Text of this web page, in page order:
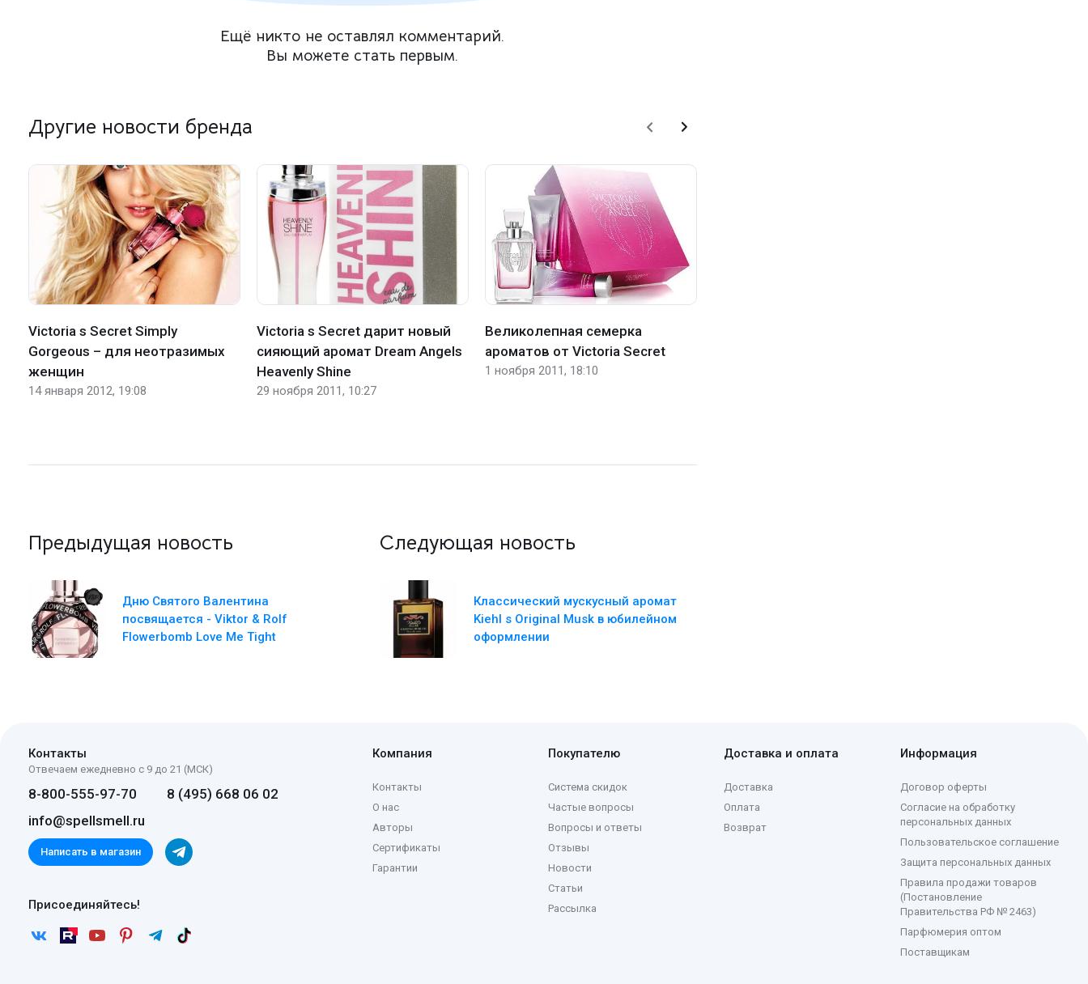
Ещё никто не оставлял комментарий.
Вы можете стать первым.
Другие новости бренда
Victoria s Secret Simply
Gorgeous – для неотразимых
женщин
14 января 2012, 19:08
Victoria s Secret дарит новый
сияющий аромат Dream Angels
Heavenly Shine
29 ноября 2011, 10:27
Великолепная семерка
ароматов от Victoria Secret
1 ноября 2011, 18:10
Предыдущая новость
Дню Святого Валентина
посвящается - Viktor & Rolf
Flowerbomb Love Me Tight
Следующая новость
Классический мускусный аромат
Kiehl s Original Musk в юбилейном
оформлении
Контакты
Отвечаем ежедневно с 9 до 21 (МСК)
8-800-555-97-70
8 (495) 668 06 02
info@spellsmell.ru
Написать в магазин
Присоединяйтесь!
Компания
Контакты
О нас
Авторы
Сертификаты
Гарантии
Покупателю
Система скидок
Частые вопросы
Вопросы и ответы
Отзывы
Новости
Статьи
Рассылка
Доставка и оплата
Доставка
Оплата
Возврат
Информация
Договор оферты
Согласие на обработку
персональных данных
Пользовательское соглашение
Защита персональных данных
Правила продажи товаров
(Постановление
Правительства РФ № 2463)
Парфюмерия оптом
Поставщикам